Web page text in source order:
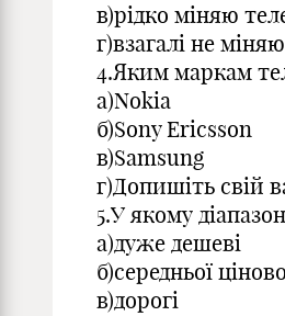
в)рідко міняю
г)взагалі не
4.Яким маркам
а)Nokia
б)Sony Ericsson
в)Samsung
г)Допишіть свій
5.У якому
а)дуже дешеві
б)середньої
в)дорогі